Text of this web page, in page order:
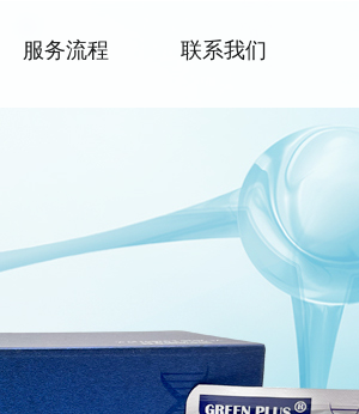
服务流程 联系我们